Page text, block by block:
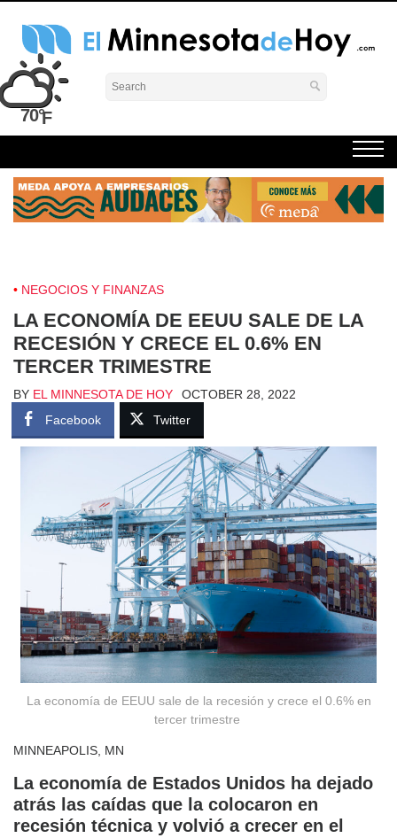
Skip
content
El Minnesota de Hoy Noticias
Latino Noticias Minnesota News
70°
NEGOCIOS Y FINANZAS
LA ECONOMÍA DE EEUU SALE DE LA
RECESIÓN Y CRECE EL 0.6% EN
TERCER TRIMESTRE
BY EL MINNESOTA DE HOY
OCTOBER 28, 2022
Facebook
Twitter
La economía de EEUU sale de la recesión y crece el 0.6% en
tercer trimestre
MINNEAPOLIS, MN
La economía de Estados Unidos ha dejado
atrás las caídas que la colocaron en
recesión técnica y volvió a crecer en el